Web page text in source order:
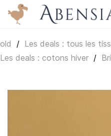
Skip to
main
content
old
/ Les deals : tous les
Les deals : cotons hiver /